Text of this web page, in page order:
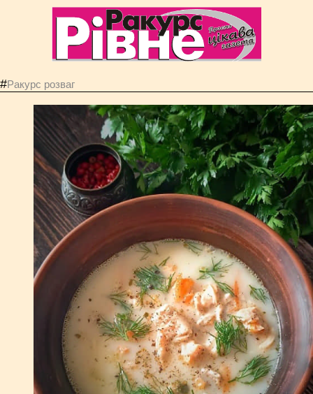
#Ракурс розваг